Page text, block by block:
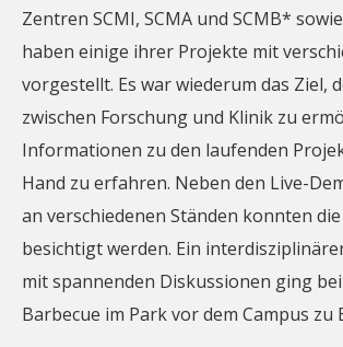
Zentren SCMI, SCMA und SCMB* sowie
haben einige ihrer Projekte mit
vorgestellt. Es war wiederum das Ziel,
zwischen Forschung und Klinik zu
Informationen zu den laufenden
Hand zu erfahren. Neben den Live-
an verschiedenen Ständen konnten
besichtigt werden. Ein
mit spannenden Diskussionen ging
Barbecue im Park vor dem Campus zu